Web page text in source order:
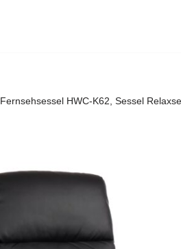
Fernsehsessel HWC-K62, Sessel